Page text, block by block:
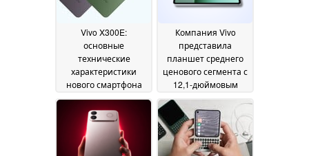
Vivo X300E:
основные
технические
характеристики
нового смартфона
Vivo включают
камеры Zeiss,
аккумулятор
емкостью 7 000 мА·ч
и многое другое
Компания Vivo
представила
планшет среднего
ценового сегмента с
12,1-дюймовым
дисплеем и
чипсетом серии
Snapdragon 802 July
2026